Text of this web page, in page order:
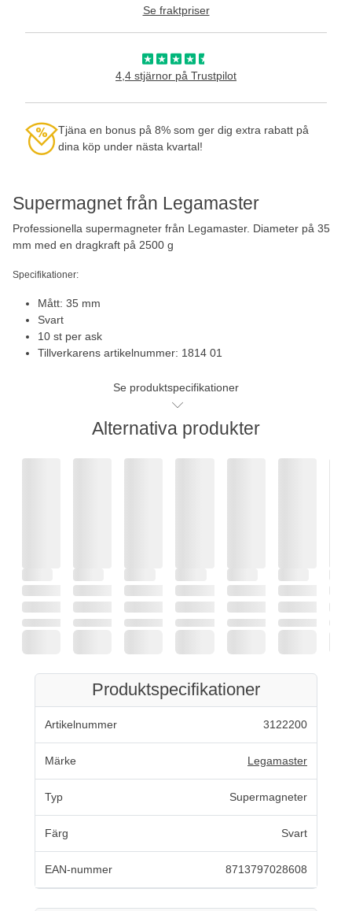
Supermagnet från Legamaster
Professionella supermagneter från Legamaster. Diameter på 35
mm med en dragkraft på 2500 g
Specifikationer:
Mått: 35 mm
Svart
10 st per ask
Tillverkarens artikelnummer: 1814 01
Se produktspecifikationer
Se fraktpriser
4,4 stjärnor på Trustpilot
Tjäna en bonus på 8% som ger dig extra rabatt på
dina köp under nästa kvartal!
Alternativa produkter
Produktspecifikationer
Artikelnummer 3122200
Märke Legamaster
Typ Supermagneter
Färg Svart
EAN-nummer 8713797028608